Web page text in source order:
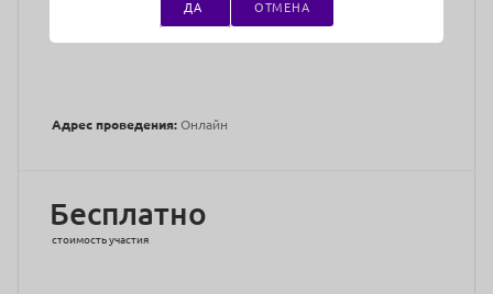
преподаватель-методист учебного центра БЛИК
Адрес проведения: Онлайн
Бесплатно
стоимость участия
ДА ОТМЕНА